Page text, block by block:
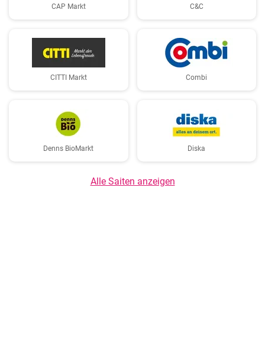
CAP Markt C&C
CITTI Markt Combi
Denns BioMarkt Diska
Alle Saiten anzeigen